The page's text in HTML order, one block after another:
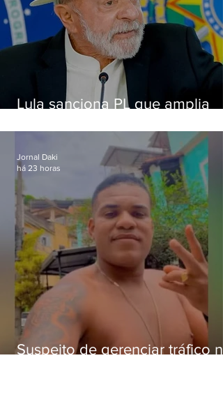
Lula sanciona PL que amplia
crianças
Suspeito de gerenciar tráfico na
Jornal Daki
há 23 horas